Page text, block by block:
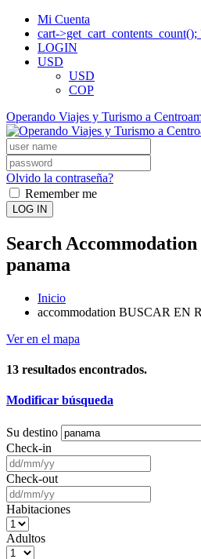
Mi Cuenta
cart->get_cart_contents_count();
LOGIN
USD
USD
COP
Operando Viajes y Turismo a
Olvido la contraseña?
Remember me
LOG IN
Search
panama
Inicio
accommodation BUSCAR EN
Ver en el mapa
13 resultados encontrados.
Modificar búsqueda
Su destino
Check-in
Check-out
Habitaciones
Adultos